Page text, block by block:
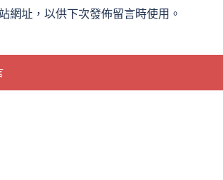
網址，以供下次發佈留言時使用。